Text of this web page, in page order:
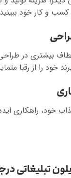
کسب و کار خود
بیشتری در
خود را از رقبا
خود، راهکاری
تبلیغاتی